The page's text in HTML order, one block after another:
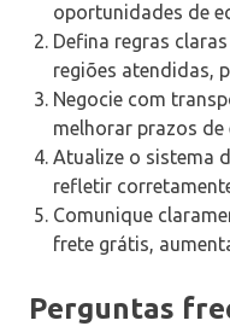
oportunidades de
Defina regras
regiões atendidas,
Negocie com
melhorar prazos de
Atualize o sistema
refletir
Comunique
frete grátis,
Perguntas